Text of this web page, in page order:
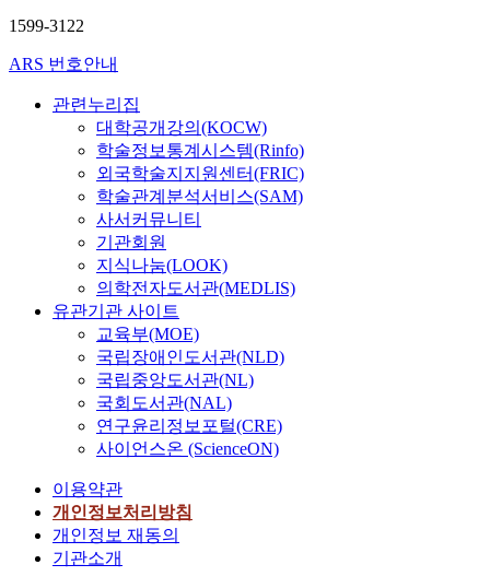
1599-3122
ARS 번호안내
관련누리집
대학공개강의(KOCW)
학술정보통계시스템(Rinfo)
외국학술지지원센터(FRIC)
학술관계분석서비스(SAM)
사서커뮤니티
기관회원
지식나눔(LOOK)
의학전자도서관(MEDLIS)
유관기관 사이트
교육부(MOE)
국립장애인도서관(NLD)
국립중앙도서관(NL)
국회도서관(NAL)
연구윤리정보포털(CRE)
사이언스온 (ScienceON)
이용약관
개인정보처리방침
개인정보 재동의
기관소개